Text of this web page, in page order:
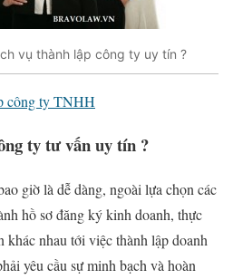
vụ thành lập công ty uy tín ?
công ty TNHH
ty tư vấn uy tín ?
giờ là dễ dàng, ngoài lựa chọn các
hồ sơ đăng ký kinh doanh, thực
khác nhau tới việc thành lập doanh
yêu cầu sự minh bạch và hoàn